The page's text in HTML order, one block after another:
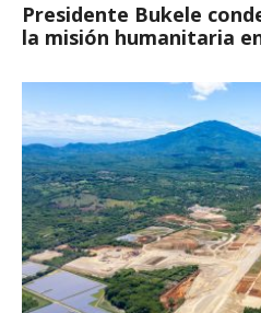
Presidente Bukele
la misión humanitaria